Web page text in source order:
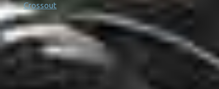
Crossout